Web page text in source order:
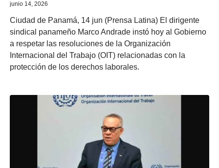
junio 14, 2026
Ciudad de Panamá, 14 jun (Prensa Latina) El dirigente
sindical panameño Marco Andrade instó hoy al Gobierno
a respetar las resoluciones de la Organización
Internacional del Trabajo (OIT) relacionadas con la
protección de los derechos laborales.